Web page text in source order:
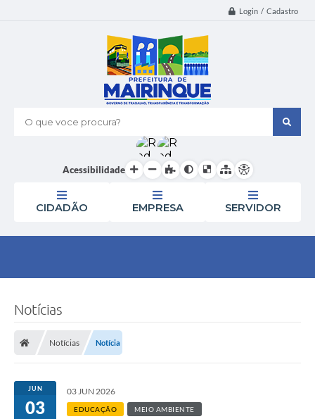
Login / Cadastro
O que voce procura?
Acessibilidade
CIDADÃO EMPRESA SERVIDOR
Notícias
Notícias Notícia
JUN
03
03 JUN 2026
EDUCAÇÃO MEIO AMBIENTE